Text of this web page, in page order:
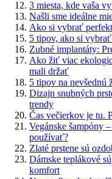
3 miesta, kde vaša
Našli sme ideálne
Ako si vybrať
5 tipov, ako si
Zubné implantáty:
Ako žiť viac
mali držať
5 tipov na nevšednú
Dizajn snubných
trendy
Čas večierkov je tu.
Vegánske šampóny
používať?
Zlaté prstene sú
Dámske teplákové
komfort